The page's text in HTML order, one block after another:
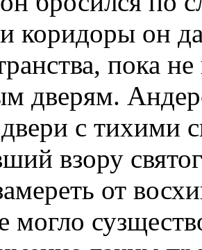
коридоры он
пока
дверям.
с тихими
взору
от
могло